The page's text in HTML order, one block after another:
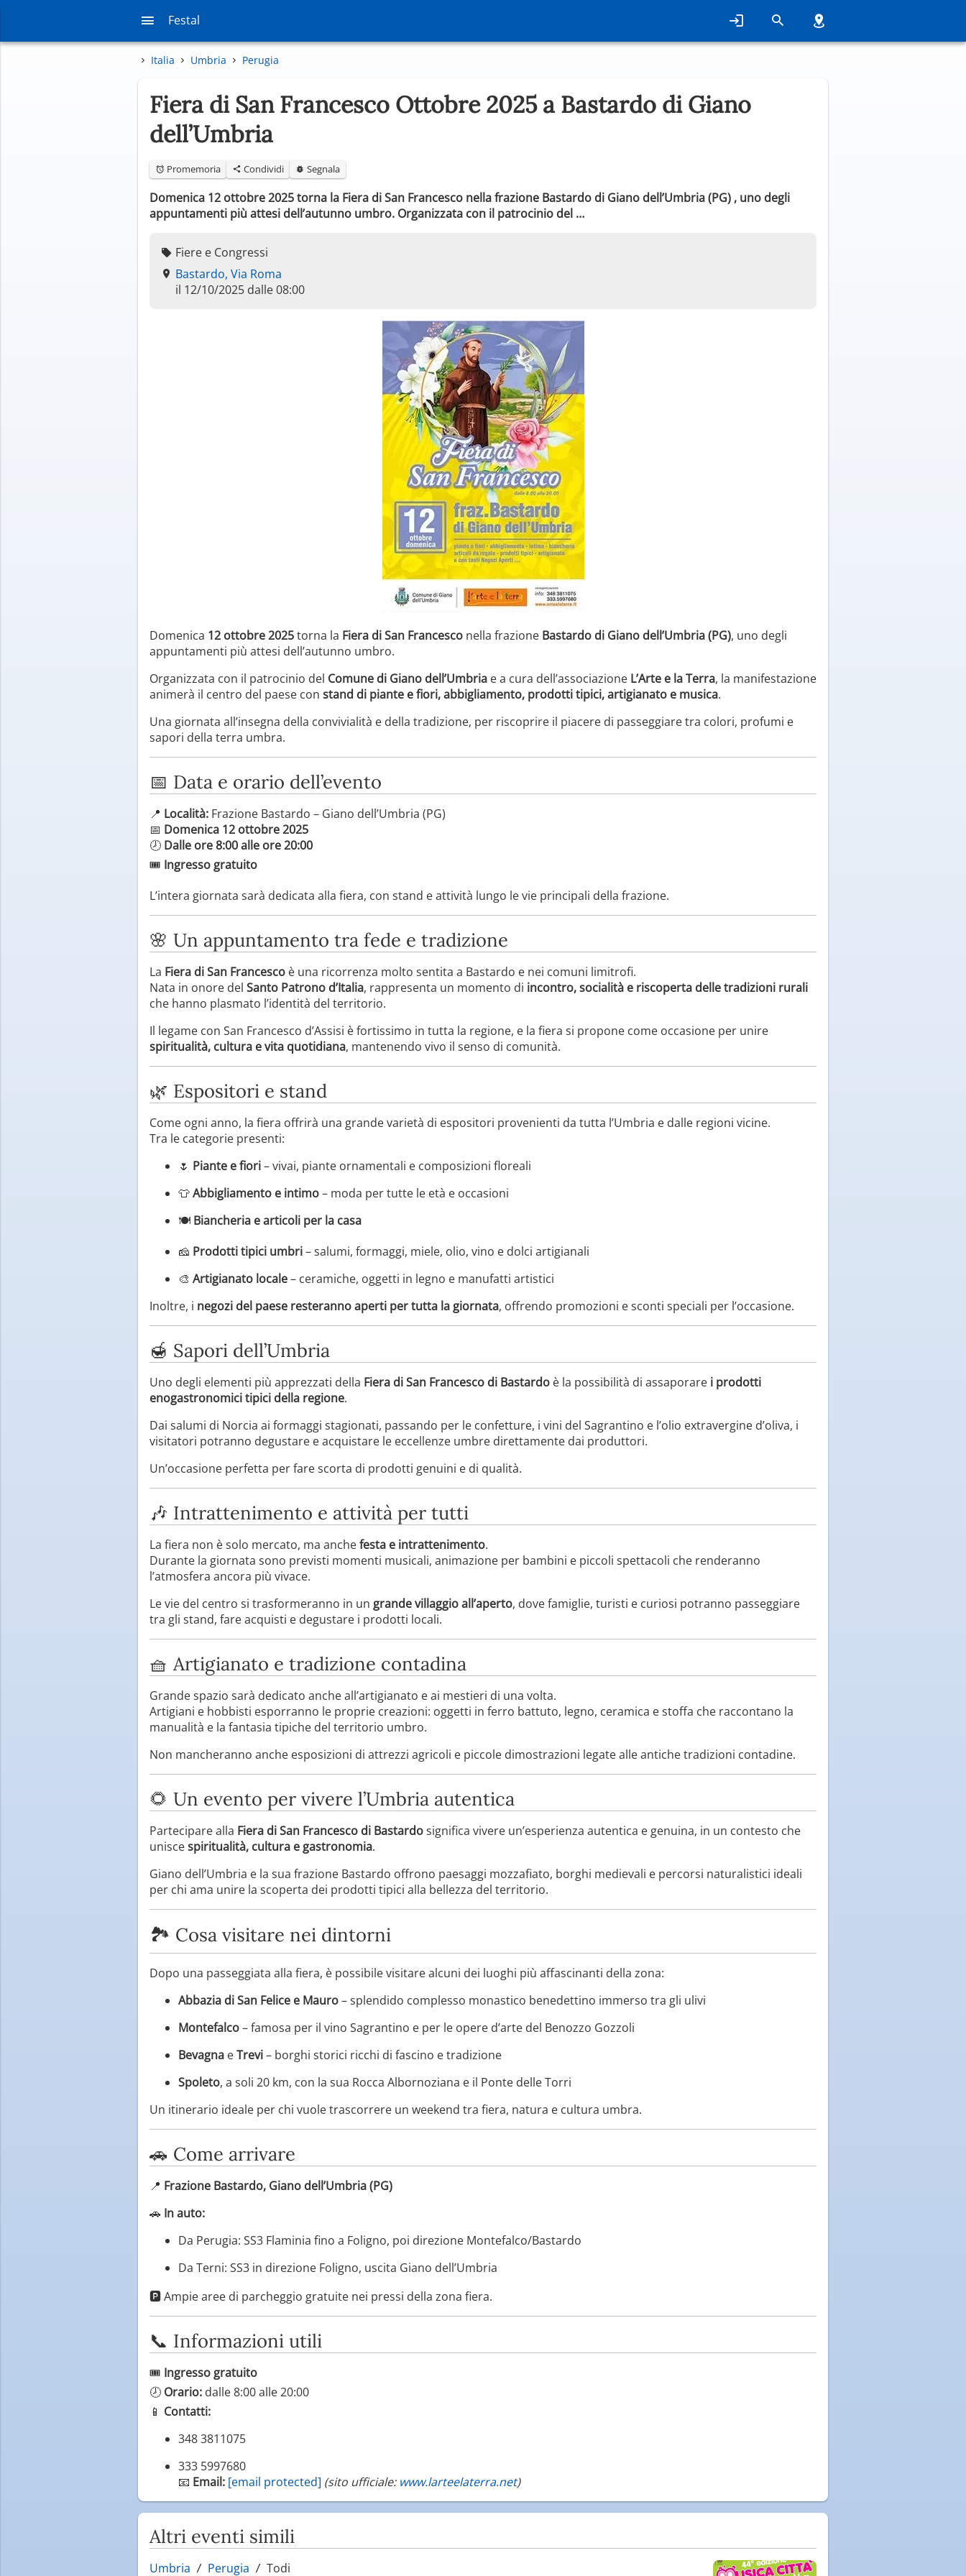
Festal
Italia Umbria Perugia
Fiera di San Francesco Ottobre 2025 a Bastardo di Giano
dell’Umbria
Promemoria Condividi Segnala
Domenica 12 ottobre 2025 torna la Fiera di San Francesco nella frazione Bastardo di Giano dell’Umbria (PG) , uno degli
appuntamenti più attesi dell’autunno umbro. Organizzata con il patrocinio del …
Fiere e Congressi
Bastardo, Via Roma
il 12/10/2025 dalle 08:00
Domenica 12 ottobre 2025torna la Fiera di San Francesco nella frazione Bastardo di Giano dell’Umbria (PG), uno degli
appuntamenti più attesi dell’autunno umbro.
Organizzata con il patrocinio del Comune di Giano dell’Umbria e a cura dell’associazione L’Arte e la Terra, la manifestazione
animerà il centro del paese con stand di piante e fiori, abbigliamento, prodotti tipici, artigianato e musica.
Una giornata all’insegna della convivialità e della tradizione, per riscoprire il piacere di passeggiare tra colori, profumi e
sapori della terra umbra.
📅 Data e orario dell’evento
📍 Località: Frazione Bastardo – Giano dell’Umbria (PG)
📅 Domenica 12 ottobre 2025
🕗 Dalle ore 8:00 alle ore 20:00
🎟 Ingresso gratuito
L’intera giornata sarà dedicata alla fiera, con stand e attività lungo le vie principali della frazione.
🌸 Un appuntamento tra fede e tradizione
La Fiera di San Francesco è una ricorrenza molto sentita a Bastardo e nei comuni limitrofi.
Nata in onore del Santo Patrono d’Italia, rappresenta un momento di incontro, socialità e riscoperta delle tradizioni rurali
che hanno plasmato l’identità del territorio.
Il legame con San Francesco d’Assisi è fortissimo in tutta la regione, e la fiera si propone come occasione per unire
spiritualità, cultura e vita quotidiana, mantenendo vivo il senso di comunità.
🌿 Espositori e stand
Come ogni anno, la fiera offrirà una grande varietà di espositori provenienti da tutta l’Umbria e dalle regioni vicine.
Tra le categorie presenti:
🌷 Piante e fiori– vivai, piante ornamentali e composizioni floreali
👕Abbigliamento e intimo– moda per tutte le età e occasioni
🍽 Biancheria e articoli per la casa
🧀 Prodotti tipici umbri– salumi, formaggi, miele, olio, vino e dolci artigianali
🎨 Artigianato locale– ceramiche, oggetti in legno e manufatti artistici
Inoltre, i negozi del paese resteranno aperti per tutta la giornata, offrendo promozioni e sconti speciali per l’occasione.
🍯 Sapori dell’Umbria
Uno degli elementi più apprezzati della Fiera di San Francesco di Bastardo è la possibilità di assaporare i prodotti
enogastronomici tipici della regione.
Dai salumi di Norcia ai formaggi stagionati, passando per le confetture, i vini del Sagrantino e l’olio extravergine d’oliva, i
visitatori potranno degustare e acquistare le eccellenze umbre direttamente dai produttori.
Un’occasione perfetta per fare scorta di prodotti genuini e di qualità.
🎶 Intrattenimento e attività per tutti
La fiera non è solo mercato, ma anchefesta e intrattenimento.
Durante la giornata sono previsti momenti musicali, animazione per bambini e piccoli spettacoli che renderanno
l’atmosfera ancora più vivace.
Le vie del centro si trasformeranno in un grande villaggio all’aperto, dove famiglie, turisti e curiosi potranno passeggiare
tra gli stand, fare acquisti e degustare i prodotti locali.
🧺 Artigianato e tradizione contadina
Grande spazio sarà dedicato anche all’artigianato e ai mestieri di una volta.
Artigiani e hobbisti esporranno le proprie creazioni: oggetti in ferro battuto, legno, ceramica e stoffa che raccontano la
manualità e la fantasia tipiche del territorio umbro.
Non mancheranno anche esposizioni di attrezzi agricoli e piccole dimostrazioni legate alle antiche tradizioni contadine.
🌻 Un evento per vivere l’Umbria autentica
Partecipare alla Fiera di San Francesco di Bastardosignifica vivere un’esperienza autentica e genuina, in un contesto che
uniscespiritualità, cultura e gastronomia.
Giano dell’Umbria e la sua frazione Bastardo offrono paesaggi mozzafiato, borghi medievali e percorsi naturalistici ideali
per chi ama unire la scoperta dei prodotti tipici alla bellezza del territorio.
🏞️ Cosa visitare nei dintorni
Dopo una passeggiata alla fiera, è possibile visitare alcuni dei luoghi più affascinanti della zona:
Abbazia di San Felice e Mauro– splendido complesso monastico benedettino immerso tra gli ulivi
Montefalco– famosa per il vino Sagrantino e per le opere d’arte del Benozzo Gozzoli
Bevagna eTrevi– borghi storici ricchi di fascino e tradizione
Spoleto, a soli 20 km, con la sua Rocca Albornoziana e il Ponte delle Torri
Un itinerario ideale per chi vuole trascorrere un weekend tra fiera, natura e cultura umbra.
🚗 Come arrivare
📍 Frazione Bastardo, Giano dell’Umbria (PG)
🚗 In auto:
Da Perugia: SS3 Flaminia fino a Foligno, poi direzione Montefalco/Bastardo
Da Terni: SS3 in direzione Foligno, uscita Giano dell’Umbria
🅿️ Ampie aree di parcheggio gratuite nei pressi della zona fiera.
📞 Informazioni utili
🎟 Ingresso gratuito
🕗 Orario: dalle 8:00 alle 20:00
📱 Contatti:
348 3811075
333 5997680
📧 Email: [email protected] (sito ufficiale: www.larteelaterra.net)
Altri eventi simili
Umbria Perugia Todi